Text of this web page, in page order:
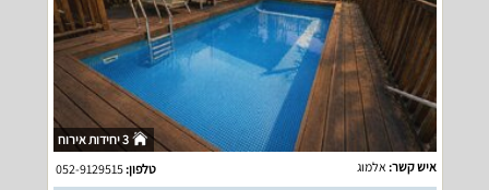
3 יחידות אירוח
איש קשר: אלמוג טלפון:052-9129515